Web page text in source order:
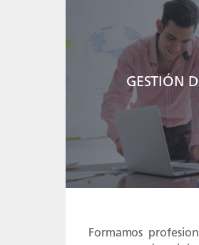
GESTIÓN
Formamos